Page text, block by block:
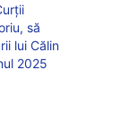
să
lui Călin
2025